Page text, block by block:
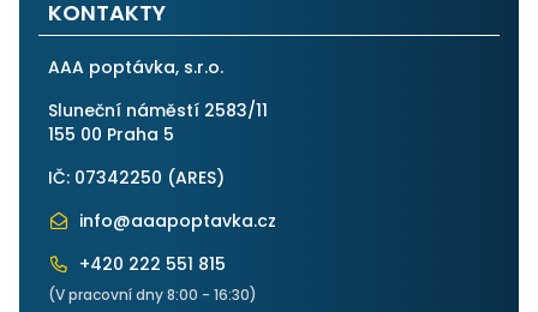
KONTAKTY
AAA poptávka, s.r.o.
Sluneční náměstí 2583/11
155 00 Praha 5
IČ: 07342250 (ARES)
info@aaapoptavka.cz
+420 222 551 815
(V pracovní dny 8:00 - 16:30)